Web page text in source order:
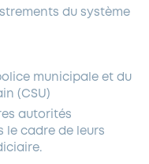
du système
municipale et du
(CSU)
autorités
le cadre de leurs